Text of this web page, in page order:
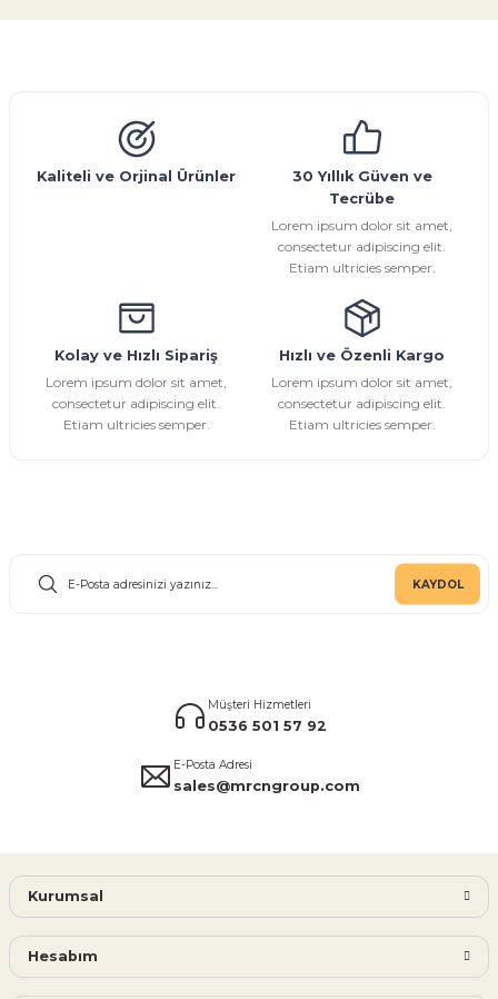
Ürün açıklamasında eksik bilgiler bulunuyor.
Ürün bilgilerinde hatalar bulunuyor.
Bu ürüne benzer farklı alternatifler olmalı.
Gönder
Kaliteli ve Orjinal Ürünler
30 Yıllık Güven ve
Tecrübe
Lorem ipsum dolor sit amet,
consectetur adipiscing elit.
Etiam ultricies semper.
Kolay ve Hızlı Sipariş
Lorem ipsum dolor sit amet,
consectetur adipiscing elit.
Etiam ultricies semper.
Hızlı ve Özenli Kargo
Lorem ipsum dolor sit amet,
consectetur adipiscing elit.
Etiam ultricies semper.
KAYDOL
Müşteri Hizmetleri
0536 501 57 92
E-Posta Adresi
sales@mrcngroup.com
Kurumsal
Hesabım